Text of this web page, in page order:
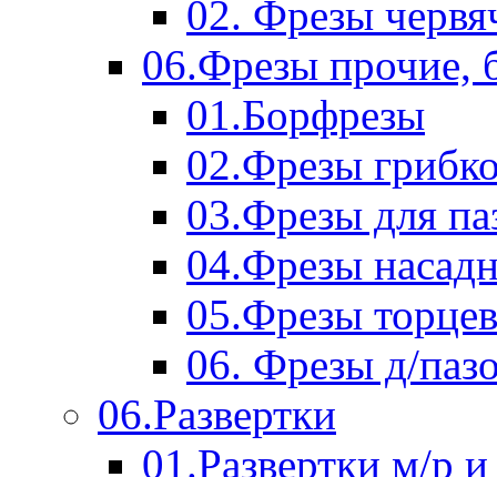
02. Фрезы
06.Фрезы прочие,
01.Борфрезы
02.Фрезы
03.Фрезы для
04.Фрезы
05.Фрезы
06. Фрезы д/
06.Развертки
01.Развертки м/р